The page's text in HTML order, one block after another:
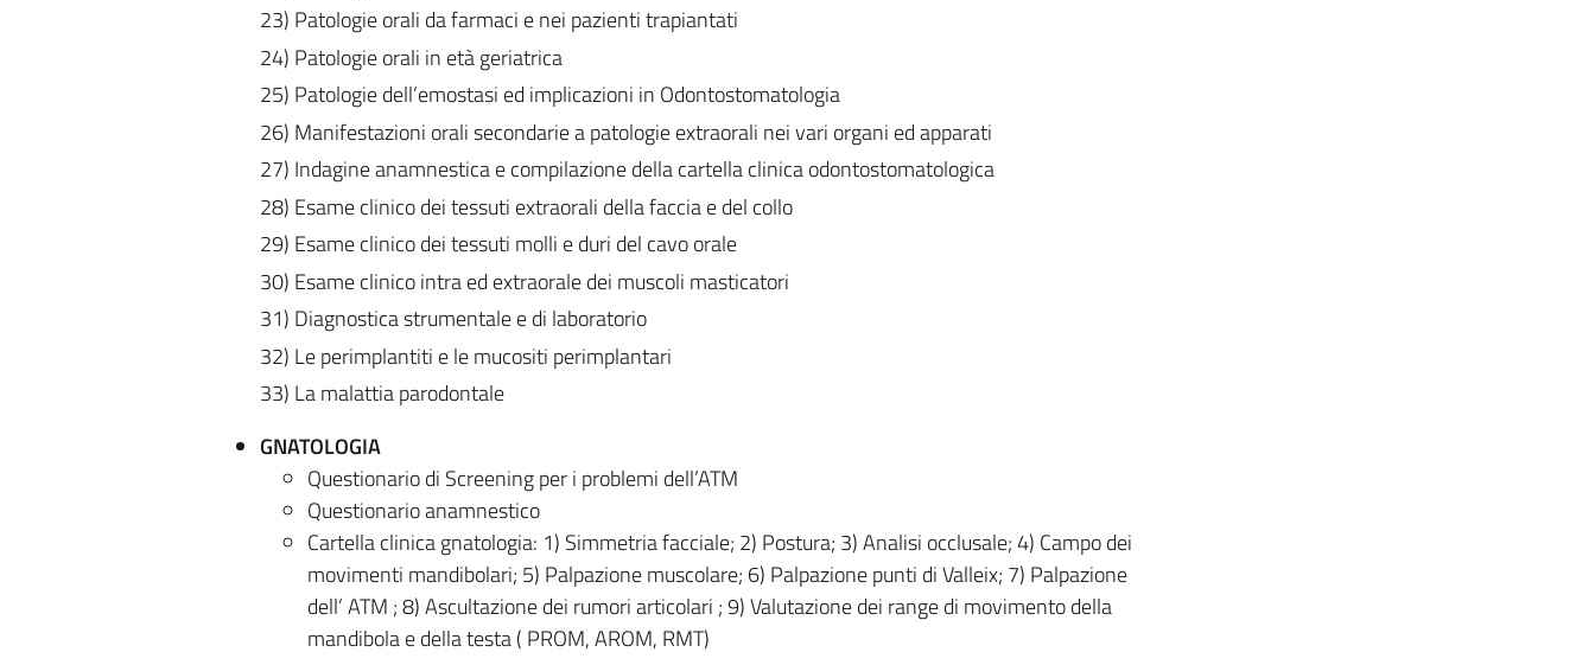
23) Patologie orali da farmaci e nei pazienti trapiantati
24) Patologie orali in età geriatrica
25) Patologie dell’emostasi ed implicazioni in Odontostomatologia
26) Manifestazioni orali secondarie a patologie extraorali nei vari organi ed apparati
27) Indagine anamnestica e compilazione della cartella clinica odontostomatologica
28) Esame clinico dei tessuti extraorali della faccia e del collo
29) Esame clinico dei tessuti molli e duri del cavo orale
30) Esame clinico intra ed extraorale dei muscoli masticatori
31) Diagnostica strumentale e di laboratorio
32) Le perimplantiti e le mucositi perimplantari
33) La malattia parodontale
GNATOLOGIA
Questionario di Screening per i problemi dell’ATM
Questionario anamnestico
Cartella clinica gnatologia: 1) Simmetria facciale; 2) Postura; 3) Analisi occlusale; 4) Campo dei
movimenti mandibolari; 5) Palpazione muscolare; 6) Palpazione punti di Valleix; 7) Palpazione
dell’ ATM ; 8) Ascultazione dei rumori articolari ; 9) Valutazione dei range di movimento della
mandibola e della testa ( PROM, AROM, RMT)